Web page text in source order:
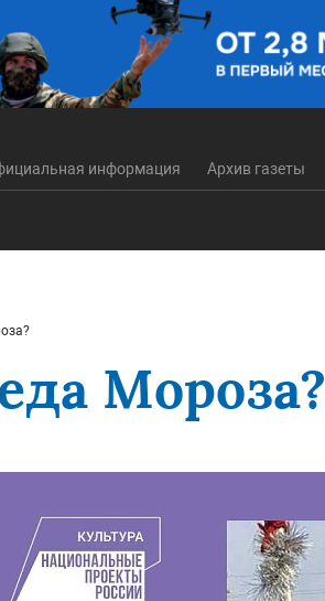
информация Архив газеты
Мороза?